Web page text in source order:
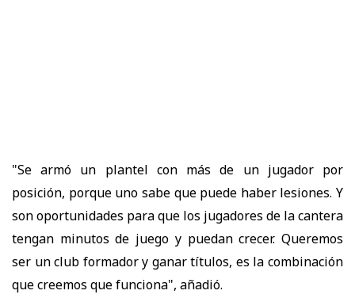
"Se armó un plantel con más de un jugador por
posición, porque uno sabe que puede haber lesiones. Y
son oportunidades para que los jugadores de la cantera
tengan minutos de juego y puedan crecer. Queremos
ser un club formador y ganar títulos, es la combinación
que creemos que funciona", añadió.